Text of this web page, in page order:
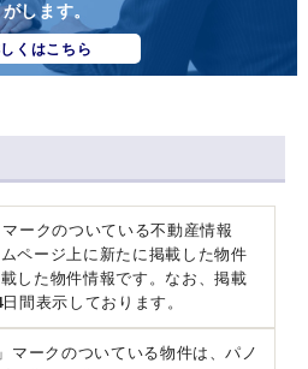
します。
くはこちら
マークのついている不動産情報
ページ上に新たに掲載した物件
した物件情報です。なお、掲載
間表示しております。
マークのついている物件は、パノ